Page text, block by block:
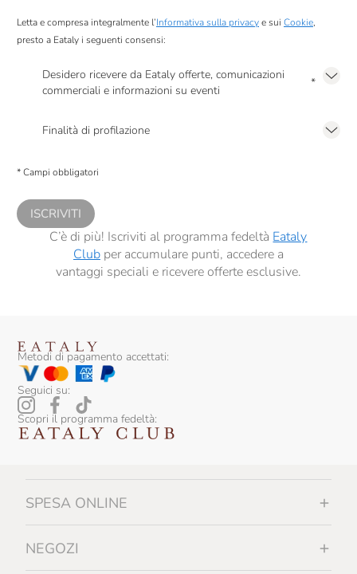
Letta e compresa integralmente l’Informativa sulla privacye sui Cookie,
presto a Eataly i seguenti consensi:
Desidero ricevere da Eataly offerte, comunicazioni
commerciali e informazioni su eventi
*
Finalità di profilazione
comunicazioni commerciali personalizzate, in caso di consenso prestato ai
* Campi obbligatori
ISCRIVITI
C’è di più! Iscriviti al programma fedeltà Eataly
Clubper accumulare punti, accedere a
vantaggi speciali e ricevere offerte esclusive.
Metodi di pagamento accettati:
Seguici su:
Scopri il programma fedeltà:
SPESA ONLINE
NEGOZI